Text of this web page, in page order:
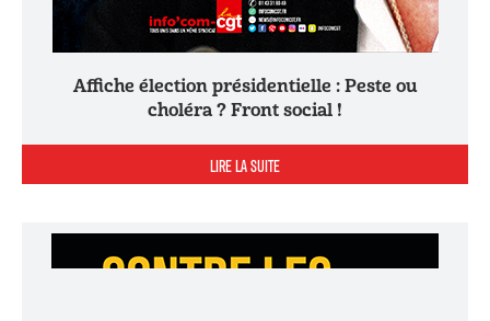
Affiche élection présidentielle : Peste ou
choléra ? Front social !
LIRE LA SUITE